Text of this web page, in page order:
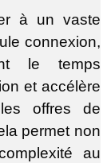
à un vaste
connexion,
le temps
et accélère
offres de
permet non
au